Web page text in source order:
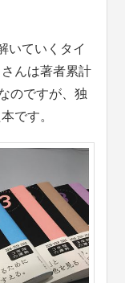
いていくタイ
んは著者累計
のですが、独
です。